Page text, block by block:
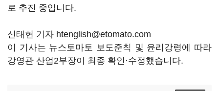
로 추진 중입니다.
신태현 기자 htenglish@etomato.com
이 기사는 뉴스토마토 보도준칙 및 윤리강령에 따라
강영관 산업2부장이 최종 확인·수정했습니다.